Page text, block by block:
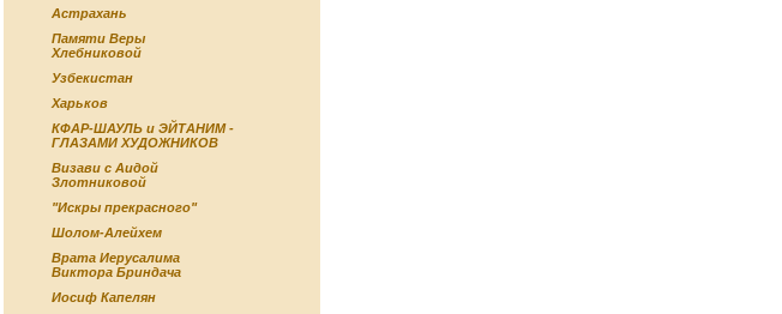
Астрахань
Памяти Веры
Хлебниковой
Узбекистан
Харьков
КФАР-ШАУЛЬ и ЭЙТАНИМ -
ГЛАЗАМИ ХУДОЖНИКОВ
Визави с Аидой
Злотниковой
"Искры прекрасного"
Шолом-Алейхем
Врата Иерусалима
Виктора Бриндача
Иосиф Капелян